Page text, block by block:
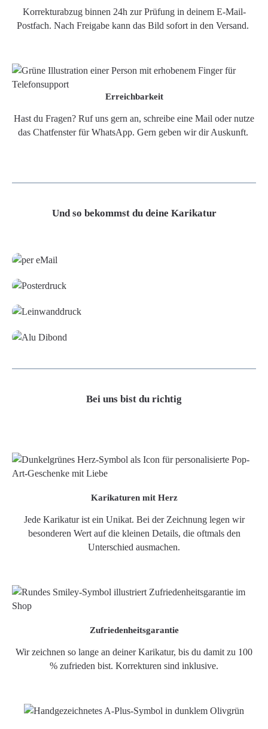
Korrekturabzug binnen 24h zur Prüfung in deinem E-Mail-
Postfach. Nach Freigabe kann das Bild sofort in den Versand.
Erreichbarkeit
Hast du Fragen? Ruf uns gern an, schreibe eine Mail oder nutze
das Chatfenster für WhatsApp. Gern geben wir dir Auskunft.
Und so bekommst du deine Karikatur
Bei uns bist du richtig
Karikaturen mit Herz
Jede Karikatur ist ein Unikat. Bei der Zeichnung legen wir
besonderen Wert auf die kleinen Details, die oftmals den
Unterschied ausmachen.
Zufriedenheitsgarantie
Wir zeichnen so lange an deiner Karikatur, bis du damit zu 100
% zufrieden bist. Korrekturen sind inklusive.